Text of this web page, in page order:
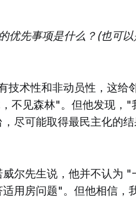
优先事项是什么？(也可以
技术性和非动员性，这给
不见森林"。但他发现，"
尽可能取得最民主化的
尔先生说，他并不认为
用房问题"。但他相信，